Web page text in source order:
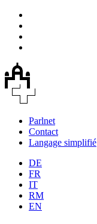
Parlnet
Contact
Langage simplifié
DE
FR
IT
RM
EN